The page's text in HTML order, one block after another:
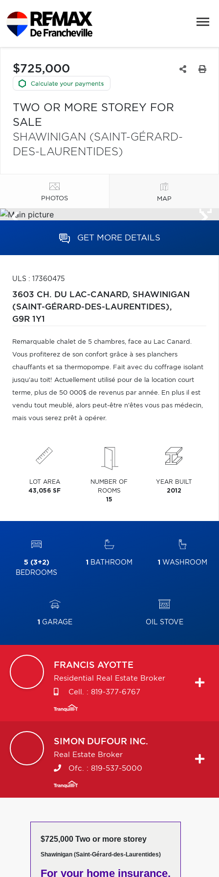
$725,000
TWO OR MORE STOREY FOR
SALE
SHAWINIGAN (SAINT-GÉRARD-
DES-LAURENTIDES)
PHOTOS MAP
GET MORE DETAILS
ULS : 17360475
3603 CH. DU LAC-CANARD, SHAWINIGAN
(SAINT-GÉRARD-DES-LAURENTIDES),
G9R 1Y1
Remarquable chalet de 5 chambres, face au Lac Canard.
Vous profiterez de son confort grâce à ses planchers
chauffants et sa thermopompe. Fait avec du coffrage isolant
jusqu'au toit! Actuellement utilisé pour de la location court
terme, plus de 50 000$ de revenus par année. En plus il est
vendu tout meublé, alors peut-être n'êtes vous pas médecin,
mais vous serez prêt à opérer.
LOT AREA
43,056 SF
NUMBER OF
ROOMS
15
YEAR BUILT
2012
5 (3+2)
BEDROOMS
1 BATHROOM 1 WASHROOM
1 GARAGE OIL STOVE
FRANCIS AYOTTE
Residential Real Estate Broker
Cell. : 819-377-6767
SIMON DUFOUR INC.
Real Estate Broker
Ofc. : 819-537-5000
$725,000 Two or more storey
Shawinigan (Saint-Gérard-des-Laurentides)
For your home insurance,